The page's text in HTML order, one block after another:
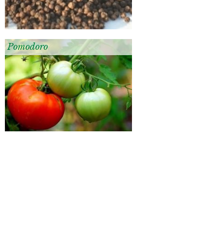
Pomodoro